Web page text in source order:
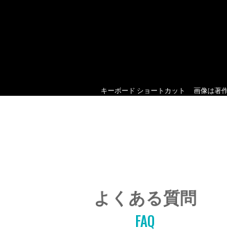
キーボード ショートカット 画像は著
よくある質問
FAQ